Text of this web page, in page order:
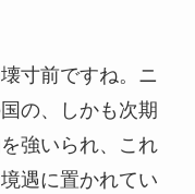
寸前ですね。ニ
の、しかも次期
強いられ、これ
遇に置かれてい